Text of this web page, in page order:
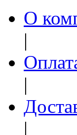
О
|
|
|